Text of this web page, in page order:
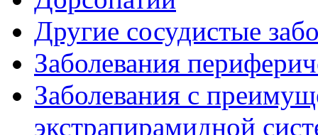
Другие сосудистые
Заболевания
Заболевания с
экстрапирамидной